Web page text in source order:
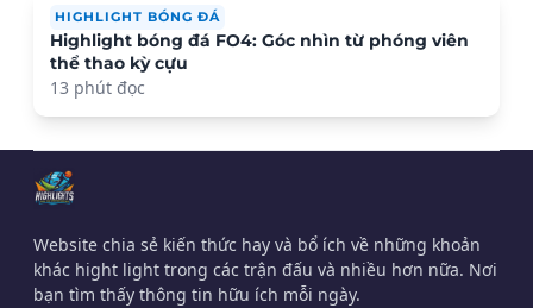
HIGHLIGHT BÓNG ĐÁ
Highlight bóng đá FO4: Góc nhìn từ phóng viên
thể thao kỳ cựu
13 phút đọc
Website chia sẻ kiến thức hay và bổ ích về những khoản
khác hight light trong các trận đấu và nhiều hơn nữa. Nơi
bạn tìm thấy thông tin hữu ích mỗi ngày.